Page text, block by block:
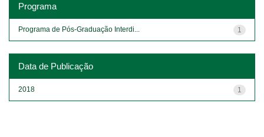
Programa
1
Programa de Pós-Graduação Interdi...
Data de Publicação
1
2018